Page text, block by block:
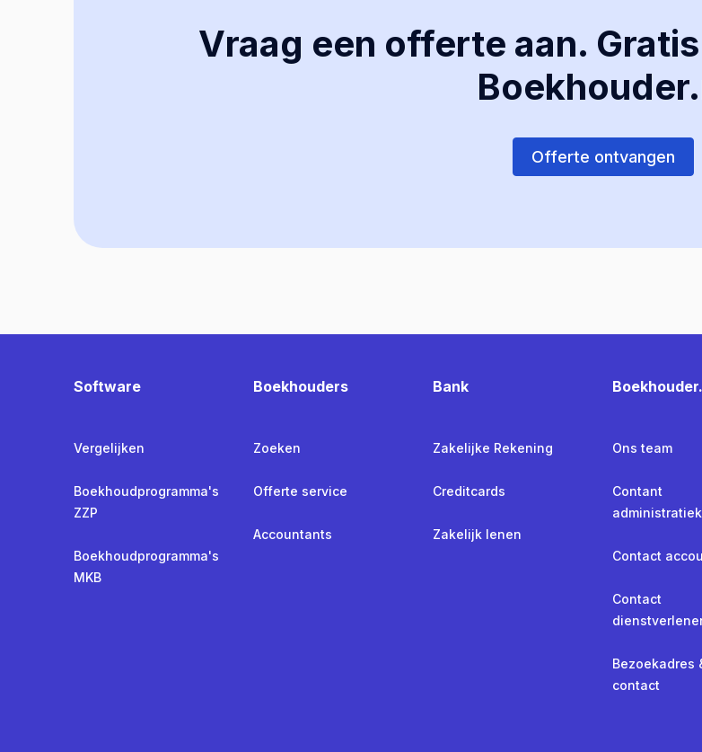
Vraag een offerte aan.
Offerte ontvangen
Software
Vergelijken
Boekhoudprogramma's
ZZP
Boekhoudprogramma's
MKB
Boekhouders
Zoeken
Offerte service
Accountants
Bank
Zakelijke Rekening
Creditcards
Zakelijk lenen
Ons team
Contant
Contact
Contact
Bezoekadres
contact